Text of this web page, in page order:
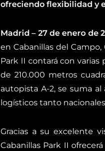
ofreciendo flexibilidad y
Madrid – 27 de enero de
en Cabanillas del
Park II contará con
de 210.000 metros
autopista A-2, se suma
logísticos tanto
Gracias a su excelente
Cabanillas Park II